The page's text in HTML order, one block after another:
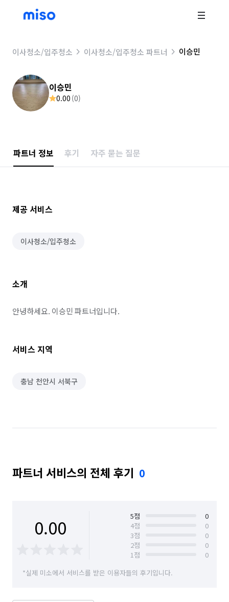
이사청소/입주청소 이사청소/입주청소 파트너 이승민
이승민
0.00 (0)
파트너 정보 후기 자주 묻는 질문
제공 서비스
이사청소/입주청소
소개
안녕하세요. 이승민 파트너입니다.
서비스 지역
충남 천안시 서북구
파트너 서비스의 전체 후기 0
0.00 5점
0
4점
0
3점
0
2점
0
1점
0
*실제 미소에서 서비스를 받은 이용자들의 후기입니다.